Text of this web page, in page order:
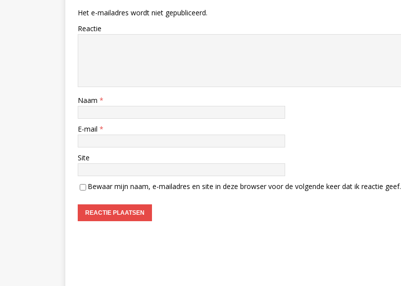
Het e-mailadres wordt niet gepubliceerd.
Reactie
Naam *
E-mail *
Site
Bewaar mijn naam, e-mailadres en site in deze browser voor de volgende keer dat ik reactie geef.